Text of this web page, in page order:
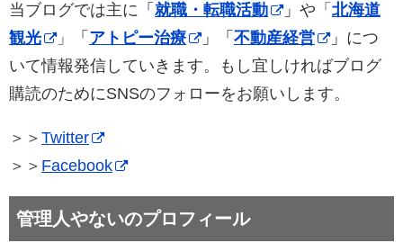
当ブログでは主に 「 就職・転職活動 」 や「 北海道
観光
」 「 アトピー治療 」「 不動産経営 」 につ
いて情報発信していきます。もし宜しければブログ
購読のためにSNSのフォローをお願いします。
＞＞ Twitter
＞＞ Facebook
管理人やないのプロフィール